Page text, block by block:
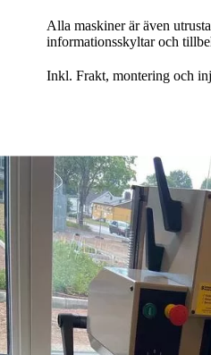
Alla maskiner är även
informationsskyltar och
Inkl. Frakt, montering och